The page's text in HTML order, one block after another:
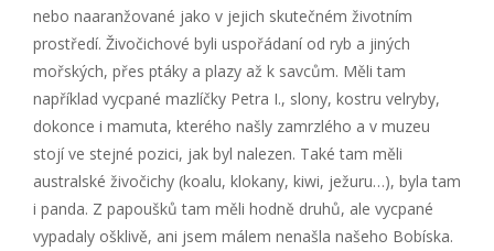
nebo naaranžované jako v jejich skutečném životním
prostředí. Živočichové byli uspořádaní od ryb a jiných
mořských, přes ptáky a plazy až k savcům. Měli tam
například vycpané mazlíčky Petra I., slony, kostru velryby,
dokonce i mamuta, kterého našly zamrzlého a v muzeu
stojí ve stejné pozici, jak byl nalezen. Také tam měli
australské živočichy (koalu, klokany, kiwi, ježuru…), byla tam
i panda. Z papoušků tam měli hodně druhů, ale vycpané
vypadaly ošklivě, ani jsem málem nenašla našeho Bobíska.